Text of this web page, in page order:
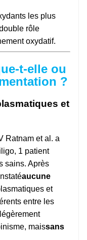
les plus
rôle
oxydatif.
t-elle ou
?
et
Ratnam et al. a
1 patient
sains. Après
aucune
et
entre les
maissans